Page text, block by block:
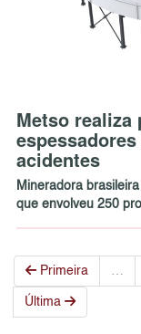
Metso realiza
acidentes
Mineradora
que envolveu 250
Primeira
Última